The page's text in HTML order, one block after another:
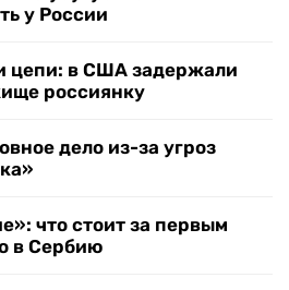
у России
цепи: в США задержали
россиянку
дело из-за угроз
что стоит за первым
в Сербию